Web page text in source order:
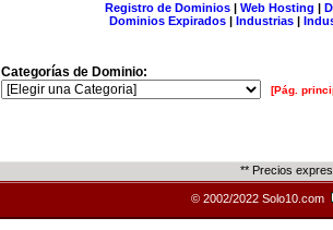
Registro de Dominios| Web Hosting |
Dominios Expirados | Industrias |
Categorías de Dominio:
[Pág.
** Precios
© 2002/2022 Solo10.com